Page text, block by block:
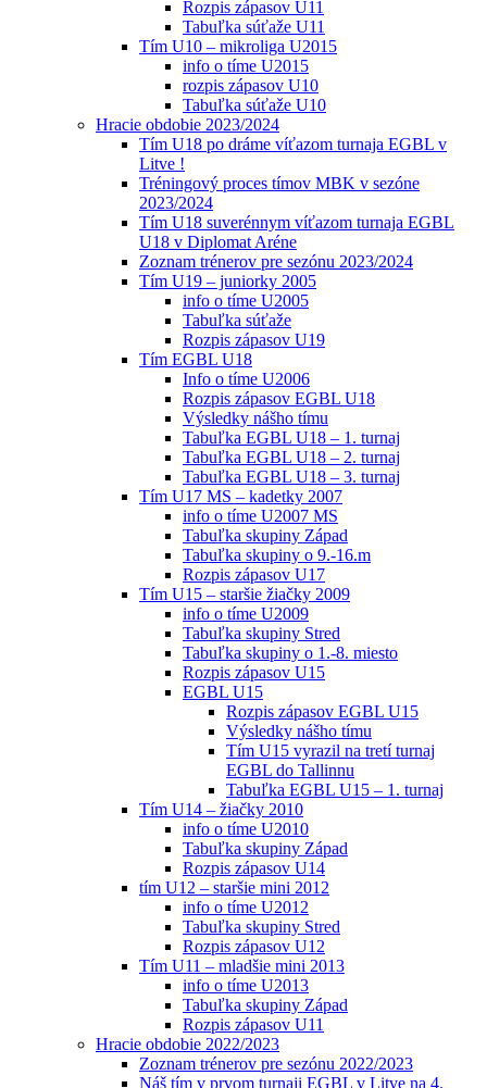
Rozpis zápasov U11
Tabuľka súťaže U11
Tím U10 – mikroliga U2015
info o tíme U2015
rozpis zápasov U10
Tabuľka súťaže U10
Hracie obdobie 2023/2024
Tím U18 po dráme víťazom turnaja EGBL v
Litve !
Tréningový proces tímov MBK v sezóne
2023/2024
Tím U18 suverénnym víťazom turnaja EGBL
U18 v Diplomat Aréne
Zoznam trénerov pre sezónu 2023/2024
Tím U19 – juniorky 2005
info o tíme U2005
Tabuľka súťaže
Rozpis zápasov U19
Tím EGBL U18
Info o tíme U2006
Rozpis zápasov EGBL U18
Výsledky nášho tímu
Tabuľka EGBL U18 – 1. turnaj
Tabuľka EGBL U18 – 2. turnaj
Tabuľka EGBL U18 – 3. turnaj
Tím U17 MS – kadetky 2007
info o tíme U2007 MS
Tabuľka skupiny Západ
Tabuľka skupiny o 9.-16.m
Rozpis zápasov U17
Tím U15 – staršie žiačky 2009
info o tíme U2009
Tabuľka skupiny Stred
Tabuľka skupiny o 1.-8. miesto
Rozpis zápasov U15
EGBL U15
Rozpis zápasov EGBL U15
Výsledky nášho tímu
Tím U15 vyrazil na tretí turnaj
EGBL do Tallinnu
Tabuľka EGBL U15 – 1. turnaj
Tím U14 – žiačky 2010
info o tíme U2010
Tabuľka skupiny Západ
Rozpis zápasov U14
tím U12 – staršie mini 2012
info o tíme U2012
Tabuľka skupiny Stred
Rozpis zápasov U12
Tím U11 – mladšie mini 2013
info o tíme U2013
Tabuľka skupiny Západ
Rozpis zápasov U11
Hracie obdobie 2022/2023
Zoznam trénerov pre sezónu 2022/2023
Náš tím v prvom turnaji EGBL v Litve na 4.